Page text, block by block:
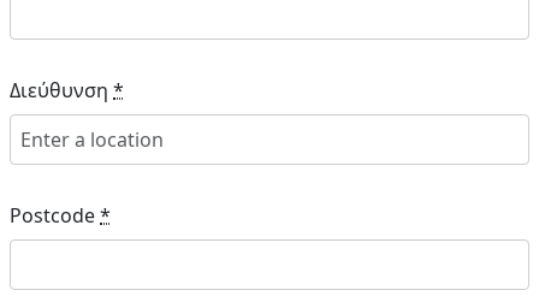
Διεύθυνση *
Postcode*